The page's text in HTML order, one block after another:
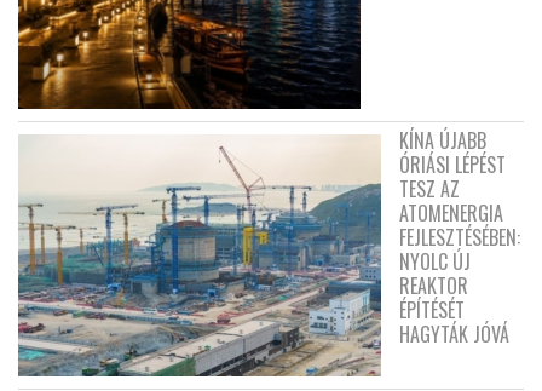
KÍNA ÚJABB
ÓRIÁSI LÉPÉST
TESZ AZ
ATOMENERGIA
FEJLESZTÉSÉBEN:
NYOLC ÚJ
REAKTOR
ÉPÍTÉSÉT
HAGYTÁK JÓVÁ